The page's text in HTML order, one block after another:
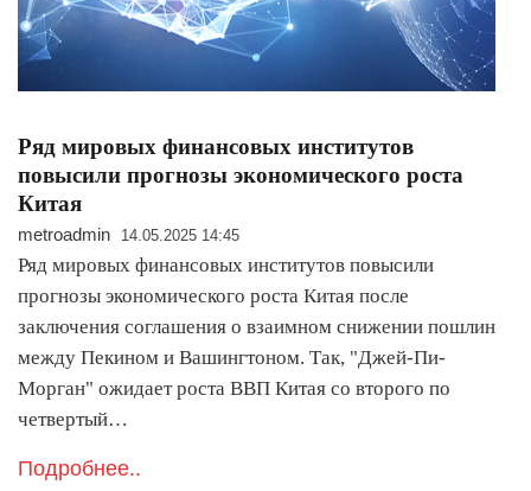
Ряд мировых финансовых институтов
повысили прогнозы экономического роста
Китая
metroadmin 14.05.2025 14:45
Ряд мировых финансовых институтов повысили
прогнозы экономического роста Китая после
заключения соглашения о взаимном снижении пошлин
между Пекином и Вашингтоном. Так, "Джей-Пи-
Морган" ожидает роста ВВП Китая со второго по
четвертый…
Подробнее..